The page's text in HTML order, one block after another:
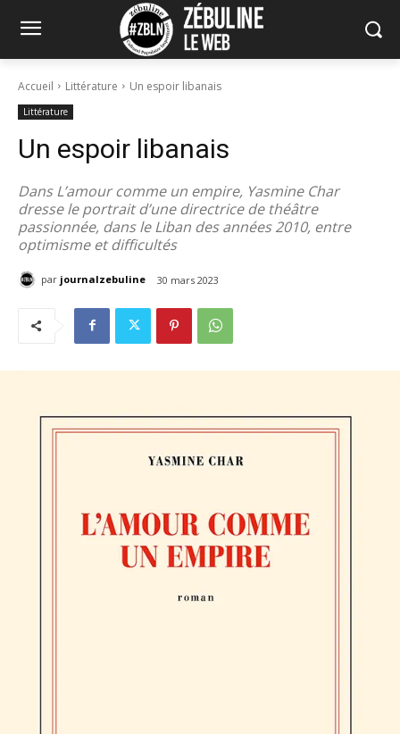
Accueil Littérature Un espoir libanais
Littérature
Un espoir libanais
Dans L’amour comme un empire, Yasmine Char
dresse le portrait d’une directrice de théâtre
passionnée, dans le Liban des années 2010, entre
optimisme et difficultés
par journalzebuline 30 mars 2023